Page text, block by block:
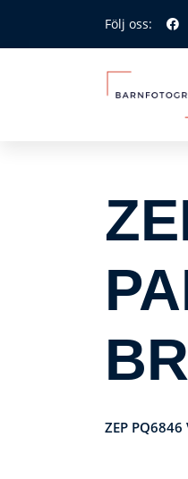
Följ oss:
ZEP